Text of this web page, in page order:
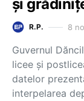
și
R.P. 8
Guvernul
licee și
datelor
interpelarea